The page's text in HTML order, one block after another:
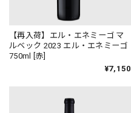
【再入荷】エル・エネミーゴ マ
ルベック 2023 エル・エネミーゴ
750ml [赤]
¥7,150